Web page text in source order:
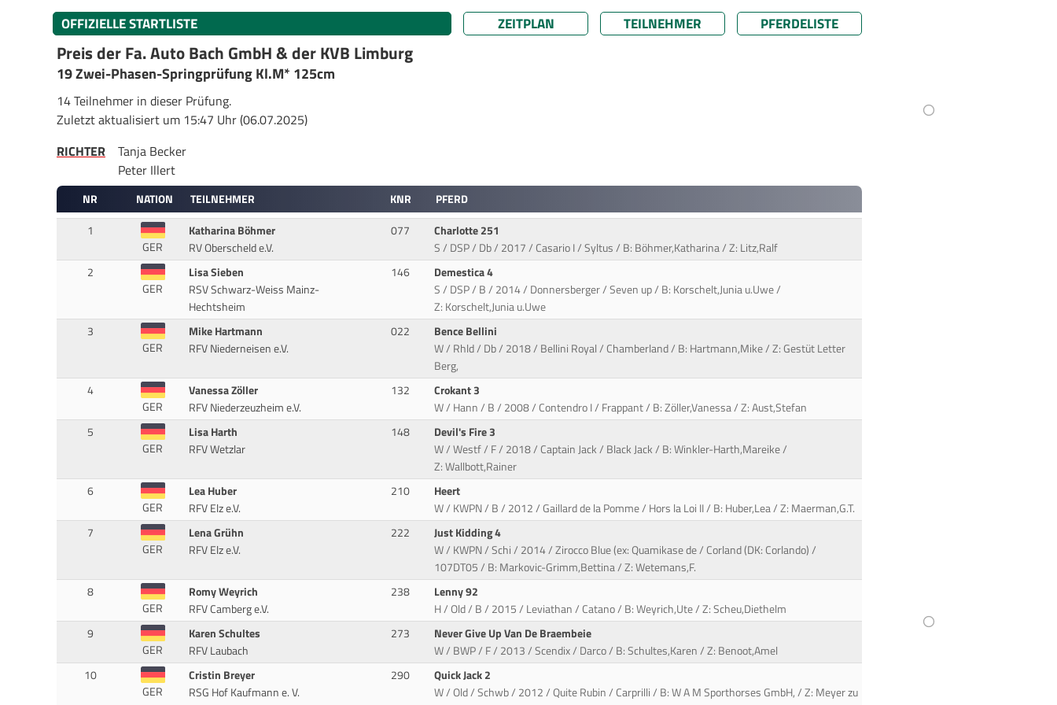
OFFIZIELLE STARTLISTE ZEITPLAN TEILNEHMER PFERDELISTE
Preis der Fa. Auto Bach GmbH & der KVB Limburg
19 Zwei-Phasen-Springprüfung Kl.M* 125cm
14 Teilnehmer in dieser Prüfung.
Zuletzt aktualisiert um 15:47 Uhr (06.07.2025)
RICHTER
Tanja Becker
Peter Illert
NR NATION TEILNEHMER KNR
PFERD
1
GER
Katharina Böhmer
RV Oberscheld e.V.
077
Charlotte 251
S / DSP / Db / 2017 / Casario I / Syltus / B: Böhmer,Katharina / Z: Litz,Ralf
2
GER
Lisa Sieben
RSV Schwarz-Weiss Mainz-
Hechtsheim
146
Demestica 4
S / DSP / B / 2014 / Donnersberger / Seven up / B: Korschelt,Junia u.Uwe /
Z: Korschelt,Junia u.Uwe
3
GER
Mike Hartmann
RFV Niederneisen e.V.
022
Bence Bellini
W / Rhld / Db / 2018 / Bellini Royal / Chamberland / B: Hartmann,Mike / Z: Gestüt Letter
Berg,
4
GER
Vanessa Zöller
RFV Niederzeuzheim e.V.
132
Crokant 3
W / Hann / B / 2008 / Contendro I / Frappant / B: Zöller,Vanessa / Z: Aust,Stefan
5
GER
Lisa Harth
RFV Wetzlar
148
Devil's Fire 3
W / Westf / F / 2018 / Captain Jack / Black Jack / B: Winkler-Harth,Mareike /
Z: Wallbott,Rainer
6
GER
Lea Huber
RFV Elz e.V.
210
Heert
W / KWPN / B / 2012 / Gaillard de la Pomme / Hors la Loi II / B: Huber,Lea / Z: Maerman,G.T.
7
GER
Lena Grühn
RFV Elz e.V.
222
Just Kidding 4
W / KWPN / Schi / 2014 / Zirocco Blue (ex: Quamikase de / Corland (DK: Corlando) /
107DT05 / B: Markovic-Grimm,Bettina / Z: Wetemans,F.
8
GER
Romy Weyrich
RFV Camberg e.V.
238
Lenny 92
H / Old / B / 2015 / Leviathan / Catano / B: Weyrich,Ute / Z: Scheu,Diethelm
9
GER
Karen Schultes
RFV Laubach
273
Never Give Up Van De Braembeie
W / BWP / F / 2013 / Scendix / Darco / B: Schultes,Karen / Z: Benoot,Amel
10
GER
Cristin Breyer
RSG Hof Kaufmann e. V.
290
Quick Jack 2
W / Old / Schwb / 2012 / Quite Rubin / Carprilli / B: W A M Sporthorses GmbH, / Z: Meyer zu